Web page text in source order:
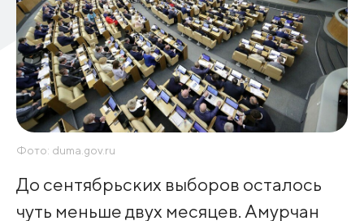
Фото: duma.gov.ru
До сентябрьских выборов осталось
чуть меньше двух месяцев. Амурчан